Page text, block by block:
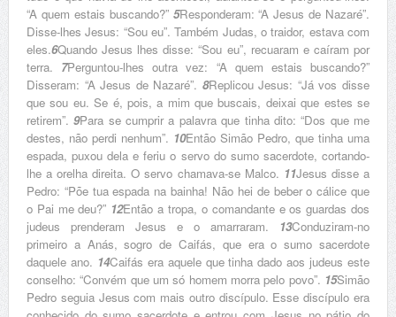
“A quem estais buscando?” 5Responderam: “A Jesus de Nazaré”.
Disse-lhes Jesus: “Sou eu”. Também Judas, o traidor, estava com
eles.6Quando Jesus lhes disse: “Sou eu”, recuaram e caíram por
terra. 7Perguntou-lhes outra vez: “A quem estais buscando?”
Disseram: “A Jesus de Nazaré”. 8Replicou Jesus: “Já vos disse
que sou eu. Se é, pois, a mim que buscais, deixai que estes se
retirem”.9Para se cumprir a palavra que tinha dito: “Dos que me
destes, não perdi nenhum”. 10Então Simão Pedro, que tinha uma
espada, puxou dela e feriu o servo do sumo sacerdote, cortando-
lhe a orelha direita. O servo chamava-se Malco. 11Jesus disse a
Pedro: “Põe tua espada na bainha! Não hei de beber o cálice que
o Pai me deu?” 12Então a tropa, o comandante e os guardas dos
judeus prenderam Jesus e o amarraram.
13Conduziram-no
primeiro a Anás, sogro de Caifás, que era o sumo sacerdote
daquele ano. 14Caifás era aquele que tinha dado aos judeus este
conselho: “Convém que um só homem morra pelo povo”. 15Simão
Pedro seguia Jesus com mais outro discípulo. Esse discípulo era